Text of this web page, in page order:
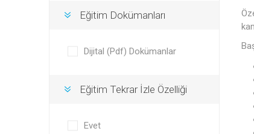
Eğitim Dokümanları
Dijital (Pdf) Dokümanlar
Eğitim Tekrar İzle Özelliği
Evet